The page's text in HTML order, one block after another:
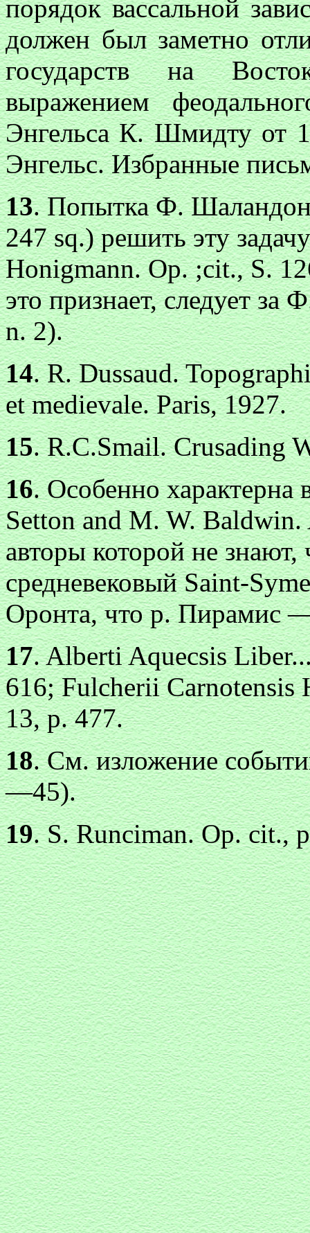
порядок вассальной
должен был заметно
государств на
выражением
Энгельса К. Шмидту от
Энгельс. Избранные
13. Попытка Ф.
247 sq.) решить эту
Honigmann. Op. ;cit., S.
это признает, следует
n. 2).
14. R. Dussaud.
et medievale. Paris, 1927.
15. R.C.Smail. Crusading
16. Особенно
Sеttоn and M. W.
авторы которой не
средневековый Saint-
Оронта, что р. Пирамис
17. Alberti Aquecsis
616; Fulcherii
13, p. 477.
18. См. изложение
—45).
19. S. Runciman. Ор. cit.,